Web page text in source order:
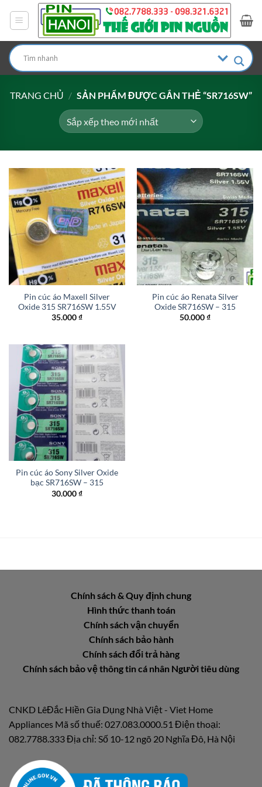
dung
TRANG CHỦ / SẢN PHẨM ĐƯỢC GẮN THẺ “SR716SW”
Pin cúc áo Maxell Silver
Oxide 315 SR716SW 1.55V
35.000₫
Pin cúc áo Renata Silver
Oxide SR716SW – 315
50.000₫
Pin cúc áo Sony Silver Oxide
bạc SR716SW – 315
30.000₫
Chính sách & Quy định chung
Hình thức thanh toán
Chính sách vận chuyển
Chính sách bảo hành
Chính sách đổi trả hàng
Chính sách bảo vệ thông tin cá nhân Người tiêu dùng
CNKD LêĐắc Hiền Gia Dụng Nhà Việt - Viet Home
Appliances Mã số thuế: 027.083.0000.51 Điện thoại:
082.7788.333 Địa chỉ: Số 10-12 ngõ 20 Nghĩa Đô, Hà Nội